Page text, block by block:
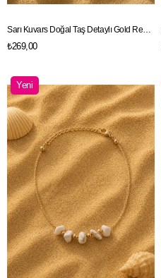
₺269,00
Yeni
Ürün